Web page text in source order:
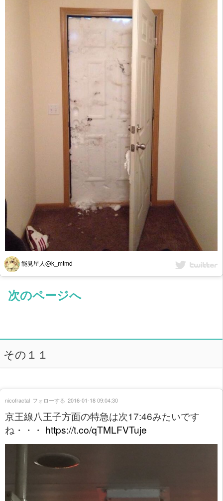
能見星人@k_mtmd
次のページへ
その１１
京王線八王子方面の特急は次17:46みたいです
ね・・・ https://t.co/qTMLFVTuje
nicofractal フォローする 2016-01-18 09:04:30